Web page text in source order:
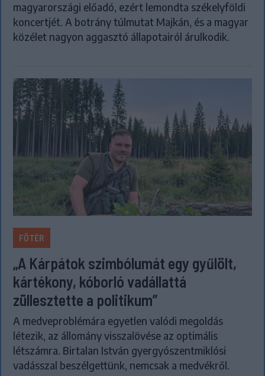
magyarországi előadó, ezért lemondta székelyföldi
koncertjét. A botrány túlmutat Majkán, és a magyar
közélet nagyon aggasztó állapotairól árulkodik.
FŐTÉR
„A Kárpátok szimbólumát egy gyűlölt,
kártékony, kóborló vadállattá
züllesztette a politikum”
A medveproblémára egyetlen valódi megoldás
létezik, az állomány visszalövése az optimális
létszámra. Birtalan István gyergyószentmiklósi
vadásszal beszélgettünk, nemcsak a medvékről.